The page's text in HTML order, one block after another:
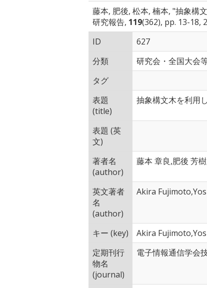
藤本, 肥後, 松本, 楠本, "抽象構
研究報告, 119(362), pp. 13-18,
ID
627
分類
研究会・全国大会
タグ
表題
(title)
抽象構文木を利用
表題 (英
文)
著者名
(author)
藤本 章良,肥後 芳
英文著者
名
(author)
Akira
キー (key)
Akira
定期刊行
物名
(journal)
電子情報通信学会